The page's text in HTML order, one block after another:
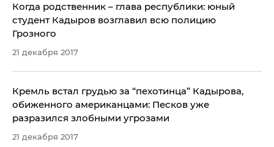
Когда родственник – глава республики: юный
студент Кадыров возглавил всю полицию
Грозного
21 декабря 2017
​Кремль встал грудью за “пехотинца” Кадырова,
обиженного американцами: Песков уже
разразился злобными угрозами
21 декабря 2017